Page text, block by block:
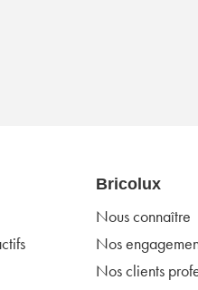
Bricolux
Nous connaître
Nos
Nos clients